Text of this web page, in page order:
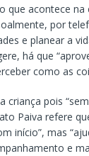
que acontece
por
e planear a
há que
como as
pois
Paiva refere
início”, mas
e